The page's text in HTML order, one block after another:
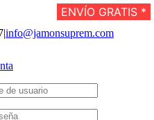
|info@jamonsuprem.com
ENVÍO GRATIS *
ENVÍO GRATIS *
ENVÍO GRATIS *
ENVÍO GRATIS *
ENVÍO GRATIS *
ENVÍO GRATIS *
ENVÍO GRATIS *
ENVÍO GRATIS *
ENVÍO GRATIS *
ENVÍO GRATIS *
ENVÍO GRATIS *
ENVÍO GRATIS *
ENVÍO GRATIS *
ENVÍO GRATIS *
ENVÍO GRATIS *